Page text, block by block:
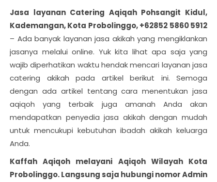
Jasa layanan Catering Aqiqah Pohsangit Kidul,
Kademangan, Kota Probolinggo, +62852 5860 5912
– Ada banyak layanan jasa akikah yang mengiklankan
jasanya melalui online. Yuk kita lihat apa saja yang
wajib diperhatikan waktu hendak mencari layanan jasa
catering akikah pada artikel berikut ini. Semoga
dengan ada artikel tentang cara menentukan jasa
aqiqoh yang terbaik juga amanah Anda akan
mendapatkan penyedia jasa akikah dengan mudah
untuk mencukupi kebutuhan ibadah akikah keluarga
Anda.
Kaffah Aqiqoh melayani Aqiqoh Wilayah Kota
Probolinggo. Langsung saja hubungi nomor Admin